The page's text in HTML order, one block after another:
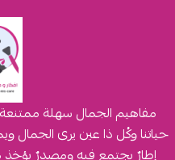
مفاهيم الجمال سهلة
حياتنا وكُل ذا عين يرى الجمال